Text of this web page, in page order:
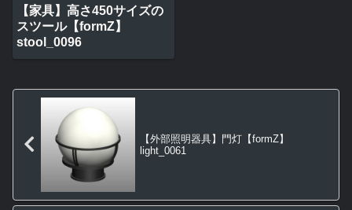
【家具】高さ450サイズの
スツール【formZ】
stool_0096
【外部照明器具】門灯【formZ】
light_0061